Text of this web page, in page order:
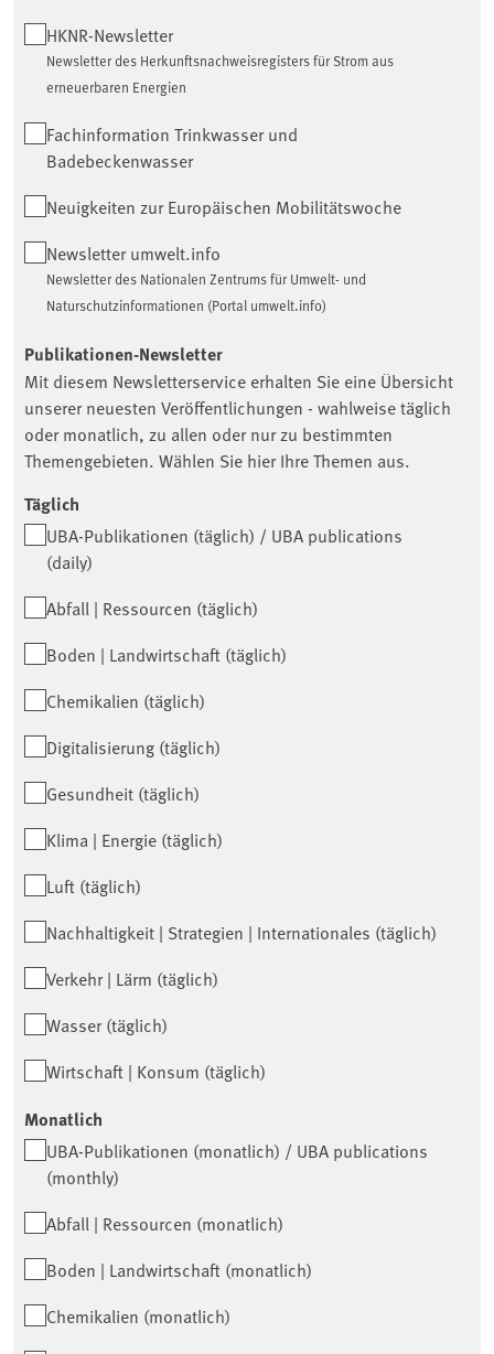
HKNR-Newsletter
Newsletter des Herkunftsnachweisregisters für Strom aus
erneuerbaren Energien
Fachinformation Trinkwasser und
Badebeckenwasser
Neuigkeiten zur Europäischen Mobilitätswoche
Newsletter umwelt.info
Newsletter des Nationalen Zentrums für Umwelt- und
Naturschutzinformationen (Portal umwelt.info)
Publikationen-Newsletter
Mit diesem Newsletterservice erhalten Sie eine Übersicht
unserer neuesten Veröffentlichungen - wahlweise täglich
oder monatlich, zu allen oder nur zu bestimmten
Themengebieten. Wählen Sie hier Ihre Themen aus.
Täglich
UBA-Publikationen (täglich) / UBA publications
(daily)
Abfall | Ressourcen (täglich)
Boden | Landwirtschaft (täglich)
Chemikalien (täglich)
Digitalisierung (täglich)
Gesundheit (täglich)
Klima | Energie (täglich)
Luft (täglich)
Nachhaltigkeit | Strategien | Internationales (täglich)
Verkehr | Lärm (täglich)
Wasser (täglich)
Wirtschaft | Konsum (täglich)
Monatlich
UBA-Publikationen (monatlich) / UBA publications
(monthly)
Abfall | Ressourcen (monatlich)
Boden | Landwirtschaft (monatlich)
Chemikalien (monatlich)